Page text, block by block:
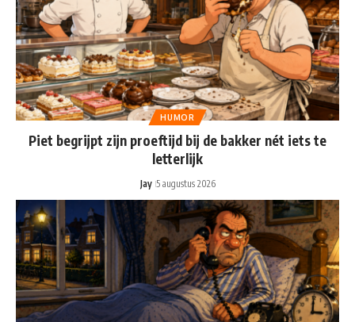
HUMOR
Piet begrijpt zijn proeftijd bij de bakker nét iets te
letterlijk
Jay 5 augustus 2026